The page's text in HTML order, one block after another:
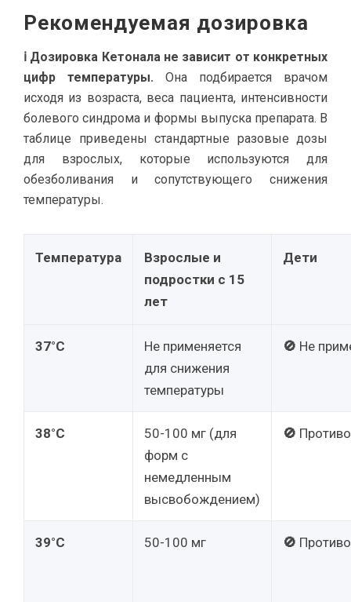
Рекомендуемая дозировка
ℹ️ Дозировка Кетонала не зависит от конкретных
цифр температуры. Она подбирается врачом
исходя из возраста, веса пациента, интенсивности
болевого синдрома и формы выпуска препарата. В
таблице приведены стандартные разовые дозы
для взрослых, которые используются для
обезболивания и сопутствующего снижения
температуры.
Температура
Взрослые и
подростки с 15
лет
Дети
37°C
Не применяется
для снижения
температуры
🚫 Не
38°C
50-100 мг (для
форм с
немедленным
высвобождением)
🚫
39°C 50-100 мг 🚫